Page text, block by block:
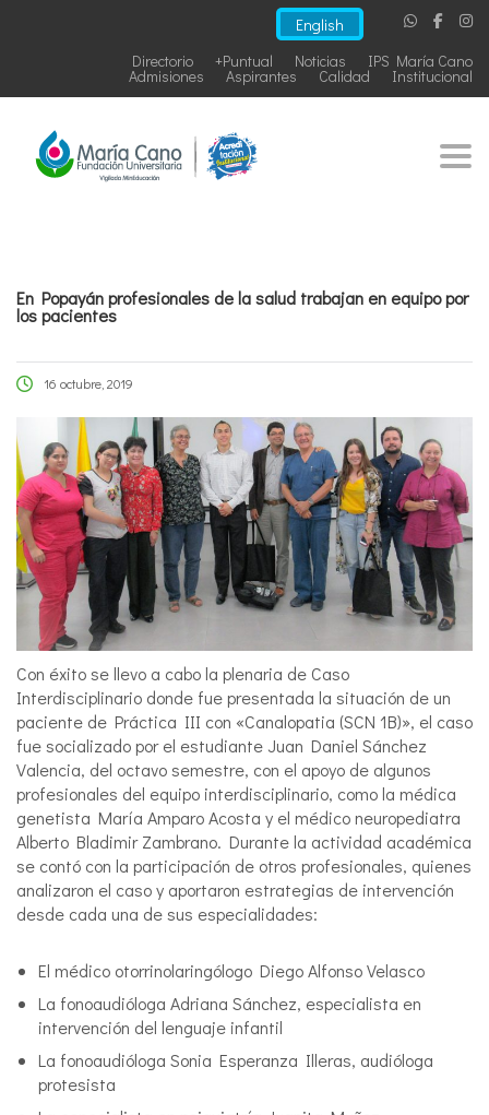
English
IPS María Cano
Noticias
+Puntual
Directorio
Institucional
Calidad
Aspirantes
Admisiones
En Popayán profesionales de la salud trabajan en equipo por
los pacientes
16 octubre, 2019
Con éxito se llevo a cabo la plenaria de Caso
Interdisciplinario donde fue presentada la situación de un
paciente de Práctica III con «Canalopatia (SCN 1B)», el caso
fue socializado por el estudiante Juan Daniel Sánchez
Valencia, del octavo semestre, con el apoyo de algunos
profesionales del equipo interdisciplinario, como la médica
genetista María Amparo Acosta y el médico neuropediatra
Alberto Bladimir Zambrano. Durante la actividad académica
se contó con la participación de otros profesionales, quienes
analizaron el caso y aportaron estrategias de intervención
desde cada una de sus especialidades:
El médico otorrinolaringólogo Diego Alfonso Velasco
La fonoaudióloga Adriana Sánchez, especialista en
intervención del lenguaje infantil
La fonoaudióloga Sonia Esperanza Illeras, audióloga
protesista